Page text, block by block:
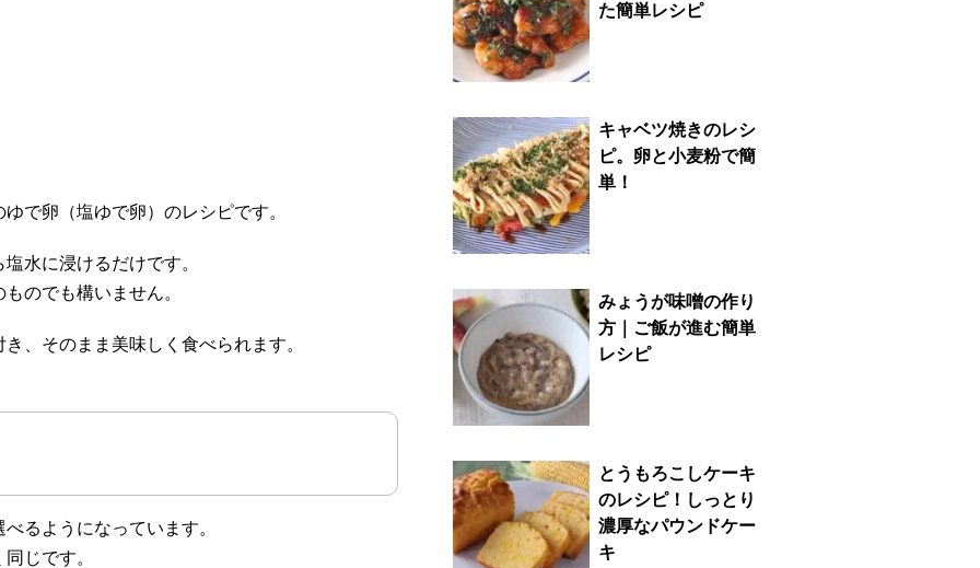
で卵（塩ゆで卵）のレシピです。
水に浸けるだけです。
のでも構いません。
、そのまま美味しく食べられます。
るようになっています。
じです。
た簡単レシピ
キャベツ焼きのレシ
ピ。卵と小麦粉で簡
単！
みょうが味噌の作り
方｜ご飯が進む簡単
レシピ
とうもろこしケーキ
のレシピ！しっとり
濃厚なパウンドケー
キ